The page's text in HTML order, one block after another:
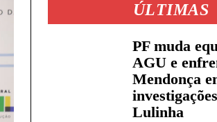
ÚLTIMAS
PF muda
AGU e
Mendonça
Lulinha